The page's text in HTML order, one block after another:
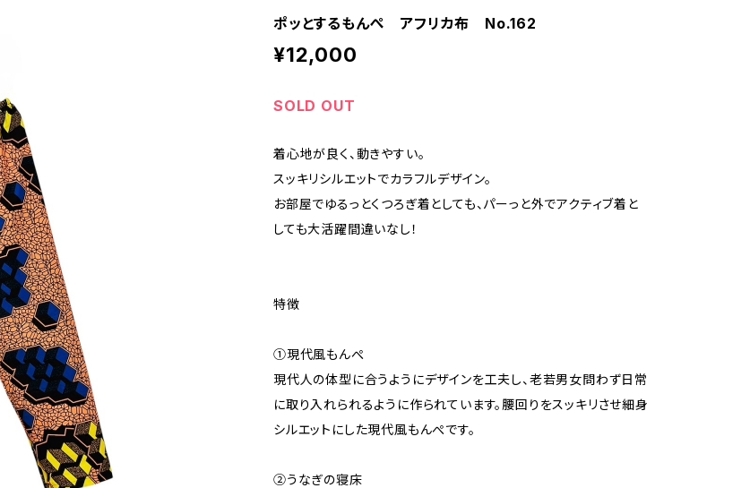
ポッとするもんぺ アフリカ布 No.162
¥12,000
SOLD OUT
着心地が良く、動きやすい。
スッキリシルエットでカラフルデザイン。
お部屋でゆるっとくつろぎ着としても、パーっと外でアクティブ着と
しても大活躍間違いなし！
特徴
①現代風もんぺ
現代人の体型に合うようにデザインを工夫し、老若男女問わず日常
に取り入れられるように作られています。腰回りをスッキリさせ細身
シルエットにした現代風もんぺです。
②うなぎの寝床